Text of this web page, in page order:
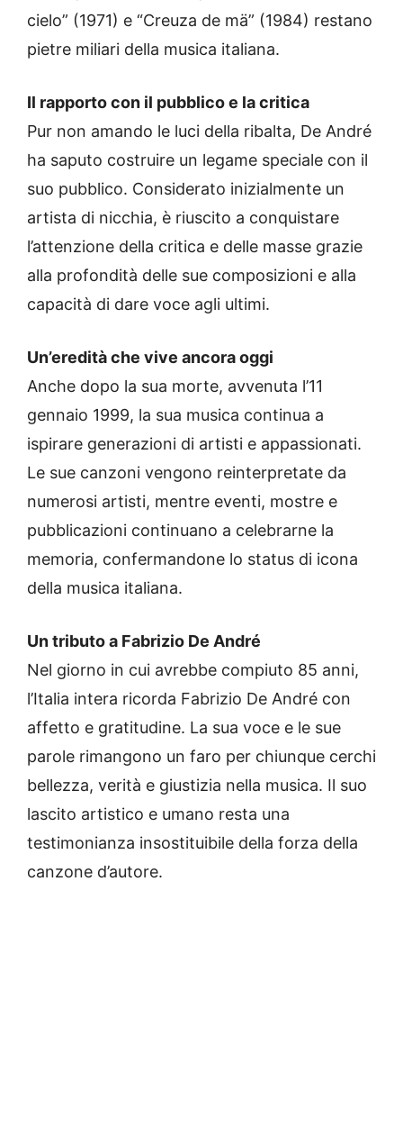
cielo” (1971) e “Creuza de mä” (1984) restano
pietre miliari della musica italiana.
Il rapporto con il pubblico e la critica
Pur non amando le luci della ribalta, De André
ha saputo costruire un legame speciale con il
suo pubblico. Considerato inizialmente un
artista di nicchia, è riuscito a conquistare
l’attenzione della critica e delle masse grazie
alla profondità delle sue composizioni e alla
capacità di dare voce agli ultimi.
Un’eredità che vive ancora oggi
Anche dopo la sua morte, avvenuta l’11
gennaio 1999, la sua musica continua a
ispirare generazioni di artisti e appassionati.
Le sue canzoni vengono reinterpretate da
numerosi artisti, mentre eventi, mostre e
pubblicazioni continuano a celebrarne la
memoria, confermandone lo status di icona
della musica italiana.
Un tributo a Fabrizio De André
Nel giorno in cui avrebbe compiuto 85 anni,
l’Italia intera ricorda Fabrizio De André con
affetto e gratitudine. La sua voce e le sue
parole rimangono un faro per chiunque cerchi
bellezza, verità e giustizia nella musica. Il suo
lascito artistico e umano resta una
testimonianza insostituibile della forza della
canzone d’autore.